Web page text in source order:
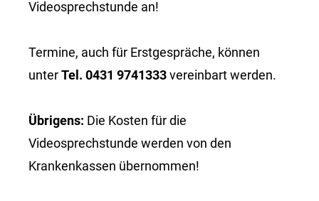
Videosprechstunde an!
Termine, auch für Erstgespräche, können
unterTel. 0431 9741333vereinbart werden.
Übrigens: Die Kosten für die
Videosprechstunde werden von den
Krankenkassen übernommen!